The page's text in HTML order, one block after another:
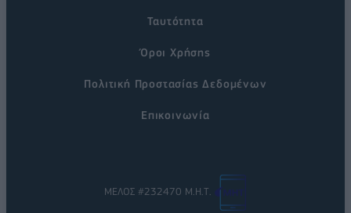
Ταυτότητα
Όροι Χρήσης
Πολιτική Προστασίας Δεδομένων
Επικοινωνία
ΜΕΛΟΣ #232470 Μ.Η.Τ.